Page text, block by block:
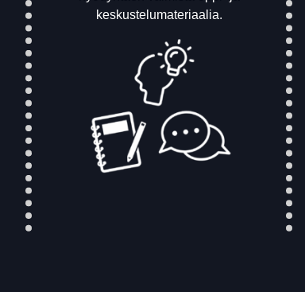
keskustelumateriaalia.